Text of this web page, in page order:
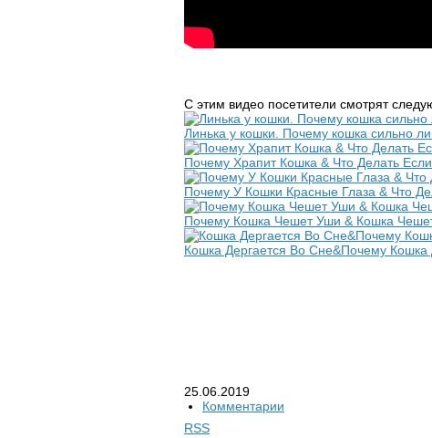
С этим видео посетители смотрят
Линька у кошки. Почему кошка сильно
Почему Храпит Кошка & Что Делать
Почему У Кошки Красные Глаза & Что
Почему Кошка Чешет Уши & Кошка
Кошка Дергается Во Сне&Почему
25.06.2019
Комментарии
RSS